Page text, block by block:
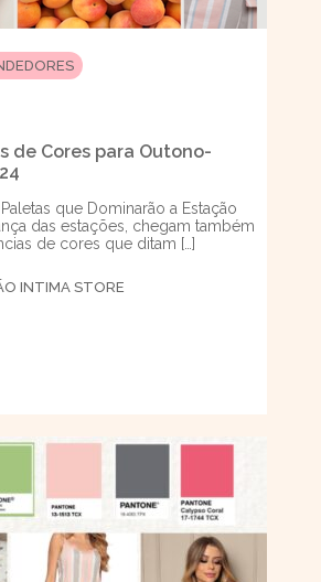
de Cores para Outono-
que Dominarão a Estação
das estações, chegam também
de cores que ditam […]
INTIMA STORE